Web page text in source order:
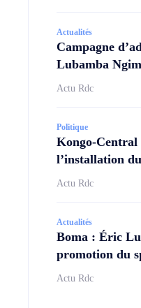
Actualités
Campagne
Lubamba
Actu Rdc
Politique
Kongo-
l’installation
Actu Rdc
Actualités
Boma : Éric
promotion du
Actu Rdc